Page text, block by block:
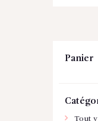
Panier
Tout